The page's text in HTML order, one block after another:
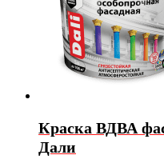
Краска ВДВА
Дали